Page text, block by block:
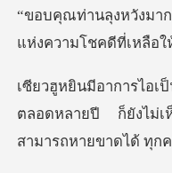
แห่งความโ
ตลอดหลายปี ก็ยังไม่